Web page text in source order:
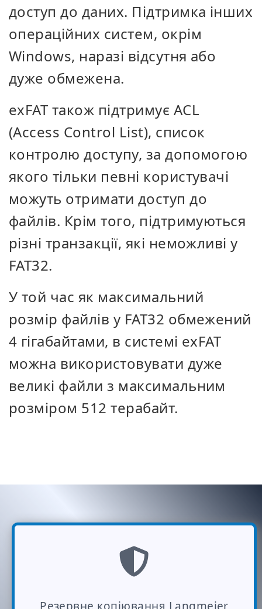
доступ до даних. Підтримка інших
операційних систем, окрім
Windows, наразі відсутня або
дуже обмежена.
exFAT також підтримує ACL
(Access Control List), список
контролю доступу, за допомогою
якого тільки певні користувачі
можуть отримати доступ до
файлів. Крім того, підтримуються
різні транзакції, які неможливі у
FAT32.
У той час як максимальний
розмір файлів у FAT32 обмежений
4 гігабайтами, в системі exFAT
можна використовувати дуже
великі файли з максимальним
розміром 512 терабайт.